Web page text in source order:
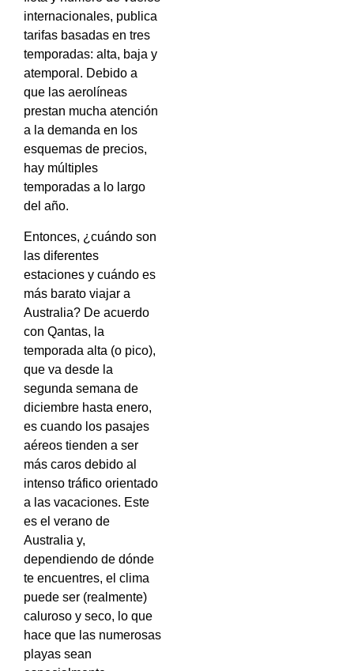
internacionales, publica
tarifas basadas en tres
temporadas: alta, baja y
atemporal. Debido a
que las aerolíneas
prestan mucha atención
a la demanda en los
esquemas de precios,
hay múltiples
temporadas a lo largo
del año.
Entonces, ¿cuándo son
las diferentes
estaciones y cuándo es
más barato viajar a
Australia? De acuerdo
con Qantas, la
temporada alta (o pico),
que va desde la
segunda semana de
diciembre hasta enero,
es cuando los pasajes
aéreos tienden a ser
más caros debido al
intenso tráfico orientado
a las vacaciones. Este
es el verano de
Australia y,
dependiendo de dónde
te encuentres, el clima
puede ser (realmente)
caluroso y seco, lo que
hace que las numerosas
playas sean